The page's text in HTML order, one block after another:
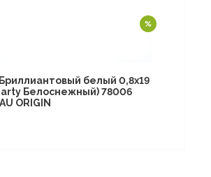
белый 0,8х19
Белоснежный) 78006
ORIGIN